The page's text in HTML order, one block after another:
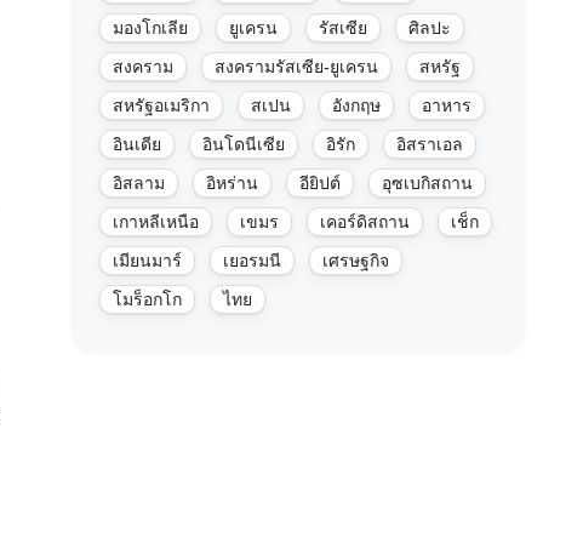
มองโกเลีย ยูเครน รัสเซีย
ศิลปะ
สงคราม
สงครามรัสเซีย-ยูเครน
สหรัฐ
สหรัฐอเมริกา
สเปน อังกฤษ
อาหาร
อินเดีย
อินโดนีเซีย อิรัก
อิสราเอล
อิสลาม
อิหร่าน อียิปต์
อุซเบกิสถาน
เกาหลีเหนือ
เขมร เคอร์ดิสถาน
เช็ก
เมียนมาร์
เยอรมนี
เศรษฐกิจ
โมร็อกโก
ไทย